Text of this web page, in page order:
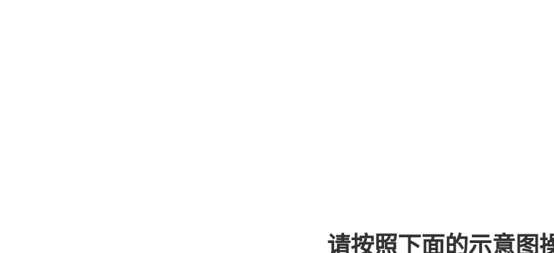
请按照下面的示意图